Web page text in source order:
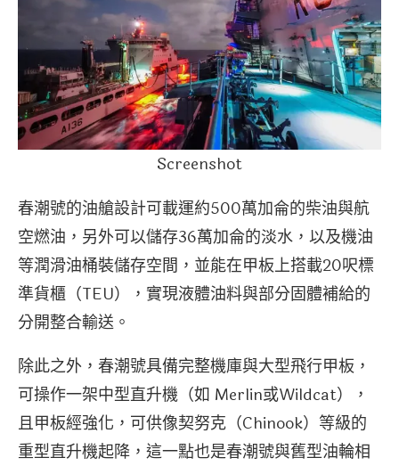
Screenshot
春潮號的油艙設計可載運約500萬加侖的柴油與航
空燃油，另外可以儲存36萬加侖的淡水，以及機油
等潤滑油桶裝儲存空間，並能在甲板上搭載20呎標
準貨櫃（TEU），實現液體油料與部分固體補給的
分開整合輸送。
除此之外，春潮號具備完整機庫與大型飛行甲板，
可操作一架中型直升機（如 Merlin或Wildcat），
且甲板經強化，可供像契努克（Chinook）等級的
重型直升機起降，這一點也是春潮號與舊型油輪相